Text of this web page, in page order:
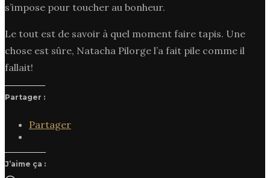
s’impose pour toucher au bonheur.
Le tout est de savoir à quel moment faire tapis. Une
chose est sûre, Natacha Pilorge l’a fait pile comme il
fallait!
Partager :
Partager
J’aime ça :